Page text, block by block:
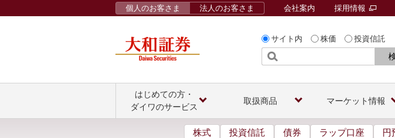
サイト内 株価 投資信託
個人のお客さま 法人のお客さま 会社案内 採用情報
はじめての方・
ダイワのサービス
取扱商品 マーケット情報
株式 投資信託 債券 ラップ口座 円